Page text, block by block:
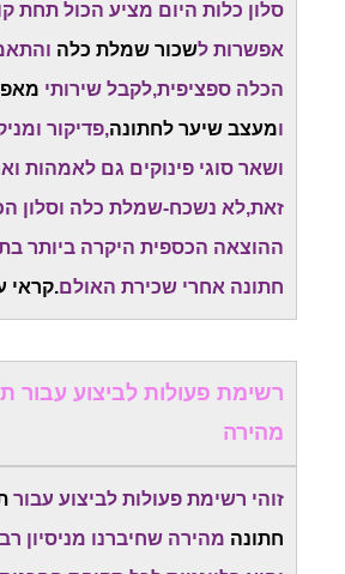
סלון כלות היום מציע הכול תחת
אפשרות לשכור שמלת כלה
הכלה ספציפית,לקבל שירותי
ומעצב שיער לחתונה,פדיקור
ושאר סוגי פינוקים גם לאמהות
זאת,לא נשכח-שמלת כלה וסלון
ההוצאה הכספית היקרה ביותר
חתונה אחרי שכירת האולם.קראי
רשימת פעולות לביצוע עבור
מהירה
זוהי רשימת פעולות לביצוע עבור
חתונה מהירה שחיברנו מניסיון